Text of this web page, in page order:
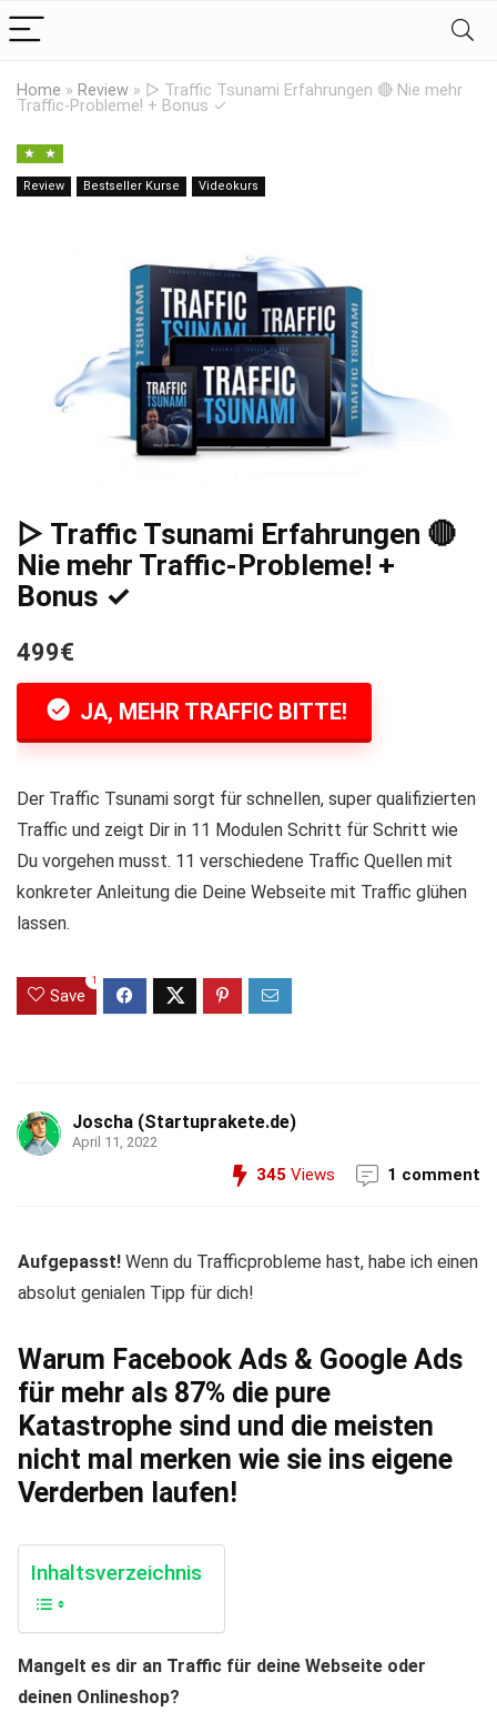
Home » Review » ▷ Traffic Tsunami Erfahrungen 🔴 Nie mehr
Traffic-Probleme! + Bonus ✓
Review Bestseller Kurse Videokurs
▷ Traffic Tsunami Erfahrungen 🔴
Nie mehr Traffic-Probleme! +
Bonus ✓
499€
JA, MEHR TRAFFIC BITTE!
Der Traffic Tsunami sorgt für schnellen, super qualifizierten
Traffic und zeigt Dir in 11 Modulen Schritt für Schritt wie
Du vorgehen musst. 11 verschiedene Traffic Quellen mit
konkreter Anleitung die Deine Webseite mit Traffic glühen
lassen.
Save
1
Joscha (Startuprakete.de)
April 11, 2022
345 Views 1 comment
Aufgepasst! Wenn du Trafficprobleme hast, habe ich einen
absolut genialen Tipp für dich!
Warum Facebook Ads & Google Ads
für mehr als 87% die pure
Katastrophe sind und die meisten
nicht mal merken wie sie ins eigene
Verderben laufen!
Inhaltsverzeichnis
Mangelt es dir an Traffic für deine Webseite oder
deinen Onlineshop?